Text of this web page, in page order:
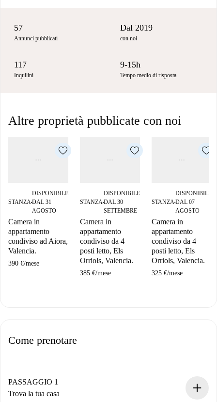
57
Annunci pubblicati
Dal 2019
con noi
117
Inquilini
9-15h
Tempo medio di risposta
Altre proprietà pubblicate con noi
STANZA■
DISPONIBILE
DAL 31
AGOSTO
Camera in
appartamento
condiviso ad Aiora,
Valencia.
390 €/mese
STANZA■
DISPONIBILE
DAL 30
SETTEMBRE
Camera in
appartamento
condiviso da 4
posti letto, Els
Orriols, Valencia.
385 €/mese
STANZA■
DISPONIBILE
DAL 07
AGOSTO
Camera in
appartamento
condiviso da 4
posti letto, Els
Orriols, Valencia.
325 €/mese
Come prenotare
PASSAGGIO 1
Trova la tua casa